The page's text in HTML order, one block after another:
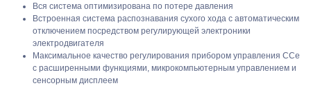
Вся система оптимизирована по потере давления
Встроенная система распознавания сухого хода с автоматическим
отключением посредством регулирующей электроники
электродвигателя
Максимальное качество регулирования прибором управления CCe
с расширенными функциями, микрокомпьютерным управлением и
сенсорным дисплеем